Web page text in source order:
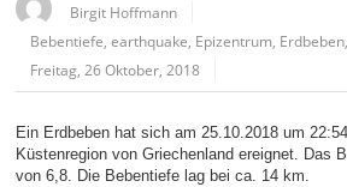
Birgit Hoffmann
Bebentiefe ,earthquake Epizentrum Erdbeben
Freitag, 26 Oktober, 2018
Ein Erdbeben hat sich am 25.10.2018 um
Küstenregion von Griechenland ereignet. Das
von 6,8. Die Bebentiefe lag bei ca. 14 km.